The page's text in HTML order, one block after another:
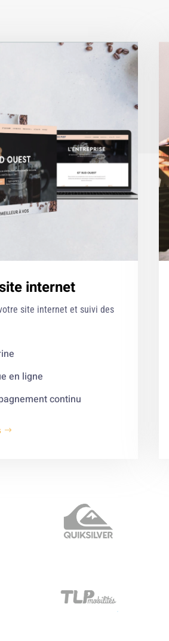
internet
site internet et suivi des
en ligne
continu